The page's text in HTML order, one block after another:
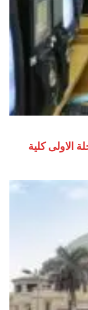
2026 في المرحلة الاولى كلية